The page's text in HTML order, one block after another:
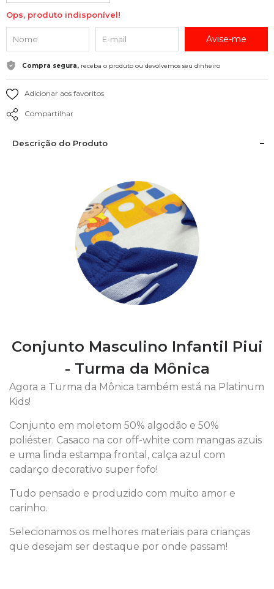
Ops, produto indisponível!
Avise-me
Compra segura, receba o produto ou devolvemos seu dinheiro
Adicionar aos favoritos
Compartilhar
Descrição do Produto
Conjunto Masculino Infantil Piui
- Turma da Mônica
Agora a Turma da Mônica também está na Platinum
Kids!
Conjunto em moletom 50% algodão e 50%
poliéster. Casaco na cor off-white com mangas azuis
e uma linda estampa frontal, calça azul com
cadarço decorativo super fofo!
Tudo pensado e produzido com muito amor e
carinho.
Selecionamos os melhores materiais para crianças
que desejam ser destaque por onde passam!